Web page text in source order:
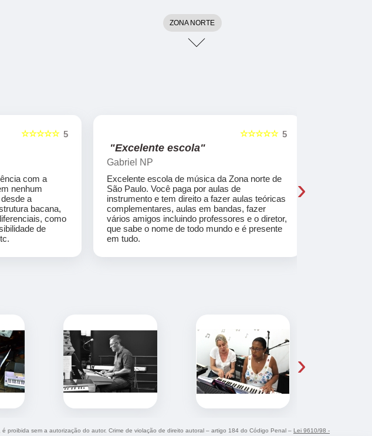
ZONA NORTE
5
☆☆☆☆☆
com a
nenhum
a
bacana,
como
de
5
☆☆☆☆☆
"Excelente escola"
Gabriel NP
Excelente escola de música da Zona norte de
São Paulo. Você paga por aulas de
instrumento e tem direito a fazer aulas teóricas
complementares, aulas em bandas, fazer
vários amigos incluindo professores e o diretor,
que sabe o nome de todo mundo e é presente
em tudo.
›
›
proibida sem a autorização do autor. Crime de violação de direito autoral – artigo 184 do Código Penal – Lei 9610/98 -